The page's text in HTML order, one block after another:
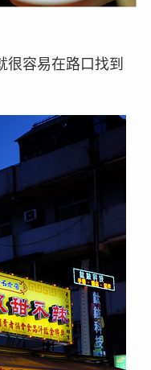
很容易在路口找到